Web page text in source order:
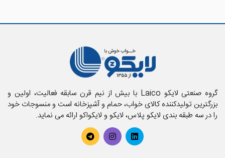
گروه صنعتی لایکو Laico با بیش از نیم قرن سابقه فعالیت، اولین و
بزرگترین تولیدکننده کالای خواب، حمام و آشپزخانه است و منسوجات خود
را در سه طبقه بندی لایکو پلاس، لایکو و لایکواکو ارائه می نماید.